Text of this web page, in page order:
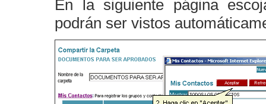
En la siguiente página
podrán ser vistos